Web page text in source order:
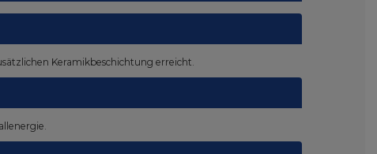
Keramikbeschichtung erreicht.